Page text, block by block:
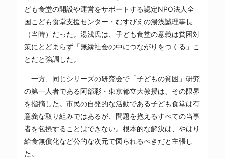
ども食堂の開設や運営をサポートする認定NPO法人全
国こども食堂支援センター・むすびえの湯浅誠理事長
（当時）だった。湯浅氏は、子ども食堂の意義は貧困対
策にとどまらず「無縁社会の中につながりをつくる」こ
とだと強調した。
一方、同じシリーズの研究会で「子どもの貧困」研究
の第一人者である阿部彩・東京都立大教授は、その限界
を指摘した。市民の自発的な活動である子ども食堂は有
意義な取り組みではあるが、問題を抱えるすべての当事
者を包摂することはできない。根本的な解決は、やはり
給食無償化など公的な次元で図られるべきだと主張し
た。